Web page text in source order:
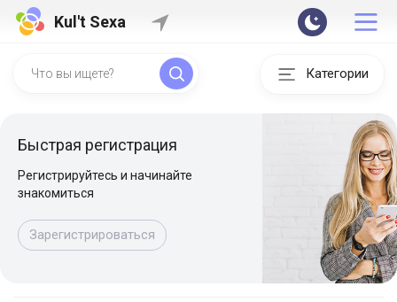
Kul't Sexa
Категории
Быстрая регистрация
Регистрируйтесь и начинайте
знакомиться
Зарегистрироваться